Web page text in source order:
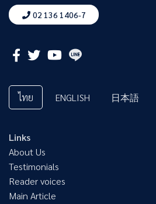
02 136 1406-7
ไทย ENGLISH 日本語
Links
About Us
Testimonials
Reader voices
Main Article